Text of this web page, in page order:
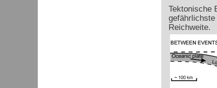
Tektonische
Reichweite.